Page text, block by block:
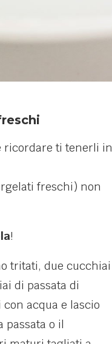
ricordare ti tenerli in
freschi) non
!
tritati, due cucchiai
di passata di
acqua e lascio
o il